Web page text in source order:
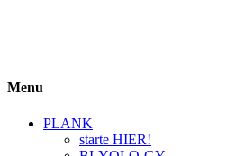
Menu
PLANK
starte HIER!